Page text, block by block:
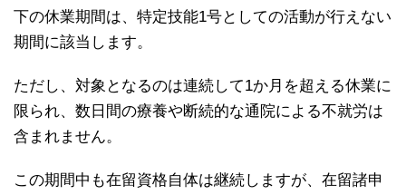
下の休業期間は、特定技能1号としての活動が行えない
期間に該当します。
ただし、対象となるのは連続して1か月を超える休業に
限られ、数日間の療養や断続的な通院による不就労は
含まれません。
この期間中も在留資格自体は継続しますが、在留諸申